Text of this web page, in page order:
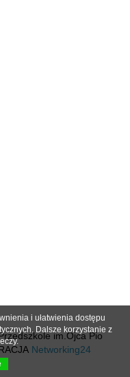
im.Ojca Pio
Networking24
i ułatwienia dostępu
Dalsze korzystanie z